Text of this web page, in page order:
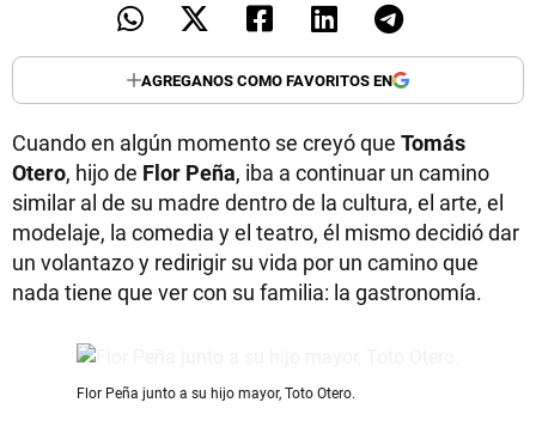
AGREGANOS COMO FAVORITOS EN
Cuando en algún momento se creyó que Tomás
Otero, hijo de Flor Peña, iba a continuar un camino
similar al de su madre dentro de la cultura, el arte, el
modelaje, la comedia y el teatro, él mismo decidió dar
un volantazo y redirigir su vida por un camino que
nada tiene que ver con su familia: la gastronomía.
Flor Peña junto a su hijo mayor, Toto Otero.